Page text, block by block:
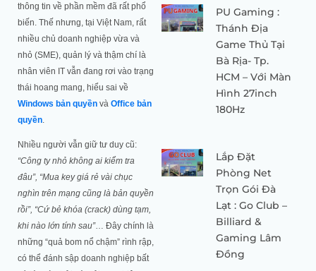
thông tin về phần mềm đã rất phổ
biến. Thế nhưng, tại Việt Nam, rất
nhiều chủ doanh nghiệp vừa và
nhỏ (SME), quản lý và thậm chí là
nhân viên IT vẫn đang rơi vào trạng
thái hoang mang, hiểu sai về
Windows bản quyền và Office bản
quyền.
Nhiều người vẫn giữ tư duy cũ:
“Công ty nhỏ không ai kiểm tra
đâu”, “Mua key giá rẻ vài chục
nghìn trên mạng cũng là bản quyền
rồi”, “Cứ bẻ khóa (crack) dùng tạm,
khi nào lớn tính sau”… Đây chính là
những “quả bom nổ chậm” rình rập,
có thể đánh sập doanh nghiệp bất
PU Gaming :
Thánh Địa
Game Thủ Tại
Bà Rịa- Tp.
HCM – Với Màn
Hình 27inch
180Hz
Lắp Đặt
Phòng Net
Trọn Gói Đà
Lạt : Go Club –
Billiard &
Gaming Lâm
Đồng